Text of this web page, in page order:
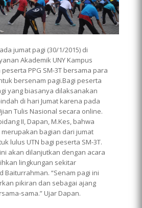
jumat pagi (30/1/2015) di
Akademik UNY Kampus
PPG SM-3T bersama para
bersenam pagi.Bagi peserta
yang biasanya dilaksanakan
di hari Jumat karena pada
Tulis Nasional secara online.
II, Dapan, M.Kes, bahwa
bagian dari jumat
lulus UTN bagi peserta SM-3T.
akan dilanjutkan dengan acara
lingkungan sekitar
Baiturrahman. “Senam pagi ini
pikiran dan sebagai ajang
sama.” Ujar Dapan.